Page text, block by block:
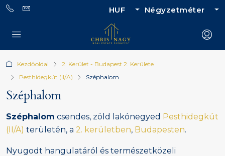
HUF Négyzetméter
Kezdőoldal
2. Kerület - Budapest 2. Kerülete
Pesthidegkút (II/A)
Széphalom
Széphalom
Széphalom csendes, zöld lakónegyed Pesthidegkút
(II/A) területén, a 2. kerületben, Budapesten.
Nyugodt hangulatáról és természetközeli